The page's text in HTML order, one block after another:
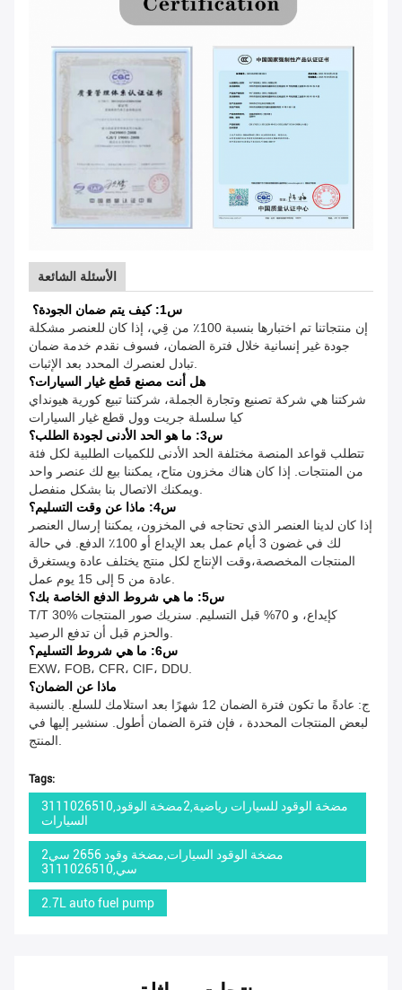
الأسئلة الشائعة
س1: كيف يتم ضمان الجودة؟
إن منتجاتنا تم اختبارها بنسبة 100٪ من قِي، إذا كان للعنصر مشكلة
جودة غير إنسانية خلال فترة الضمان، فسوف نقدم خدمة ضمان
هل أنت مصنع قطع غيار السيارات؟
شركتنا هي شركة تصنيع وتجارة الجملة، شركتنا تبيع كورية هيونداي
كيا سلسلة جريت وول قطع غيار السيارات
س3: ما هو الحد الأدنى لجودة الطلب؟
تتطلب قواعد المنصة مختلفة الحد الأدنى للكميات الطلبية لكل فئة
من المنتجات. إذا كان هناك مخزون متاح، يمكننا بيع لك عنصر واحد
س4: ماذا عن وقت التسليم؟
إذا كان لدينا العنصر الذي تحتاجه في المخزون، يمكننا إرسال العنصر
لك في غضون 3 أيام عمل بعد الإيداع أو 100٪ الدفع. في حالة
المنتجات المخصصة،وقت الإنتاج لكل منتج يختلف عادة ويستغرق
س5: ما هي شروط الدفع الخاصة بك؟
T/T 30% كإيداع، و 70% قبل التسليم. سنريك صور المنتجات
س6: ما هي شروط التسليم؟
EXW، FOB، CFR، CIF، DDU.
ماذا عن الضمان؟
ج: عادةً ما تكون فترة الضمان 12 شهرًا بعد استلامك للسلع. بالنسبة
لبعض المنتجات المحددة ، فإن فترة الضمان أطول. سنشير إليها في
Tags:
3111026510,مضخة الوقود للسيارات رياضية,2مضخة الوقود
السيارات
2مضخة الوقود السيارات,مضخة وقود 2656 سي
سي,3111026510
2.7L auto fuel pump